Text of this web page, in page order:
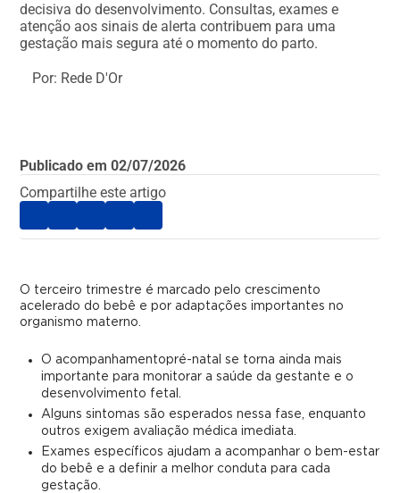
decisiva do desenvolvimento. Consultas, exames e
atenção aos sinais de alerta contribuem para uma
gestação mais segura até o momento do parto.
Por: Rede D'Or
Publicado em02/07/2026
Compartilhe este artigo
O terceiro trimestre é marcado pelo crescimento
acelerado do bebê e por adaptações importantes no
organismo materno.
O acompanhamentopré-natal se torna ainda mais
importante para monitorar a saúde da gestante e o
desenvolvimento fetal.
Alguns sintomas são esperados nessa fase, enquanto
outros exigem avaliação médica imediata.
Exames específicos ajudam a acompanhar o bem-estar
do bebê e a definir a melhor conduta para cada
gestação.